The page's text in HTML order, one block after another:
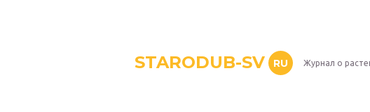
STARODUB-SV RU Журнал о